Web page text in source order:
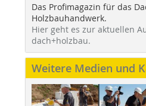
Das Profimagazin für das
Holzbauhandwerk.
Hier geht es zur aktuellen
dach+holzbau.
Weitere Medien und